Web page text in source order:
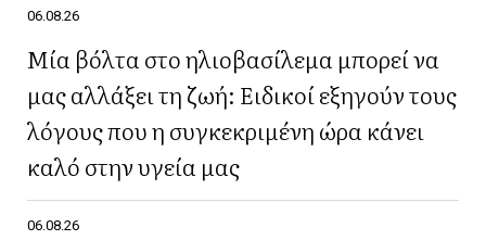
06.08.26
Μία βόλτα στο ηλιοβασίλεμα μπορεί να
μας αλλάξει τη ζωή: Ειδικοί εξηγούν τους
λόγους που η συγκεκριμένη ώρα κάνει
καλό στην υγεία μας
06.08.26